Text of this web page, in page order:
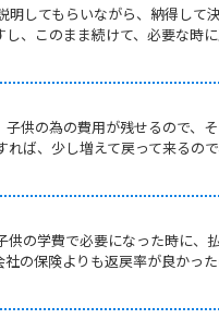
してもらいながら、納得して
、このまま続けて、必要な時
供の為の費用が残せるので、
ば、少し増えて戻って来るので
の学費で必要になった時に、
の保険よりも返戻率が良かっ